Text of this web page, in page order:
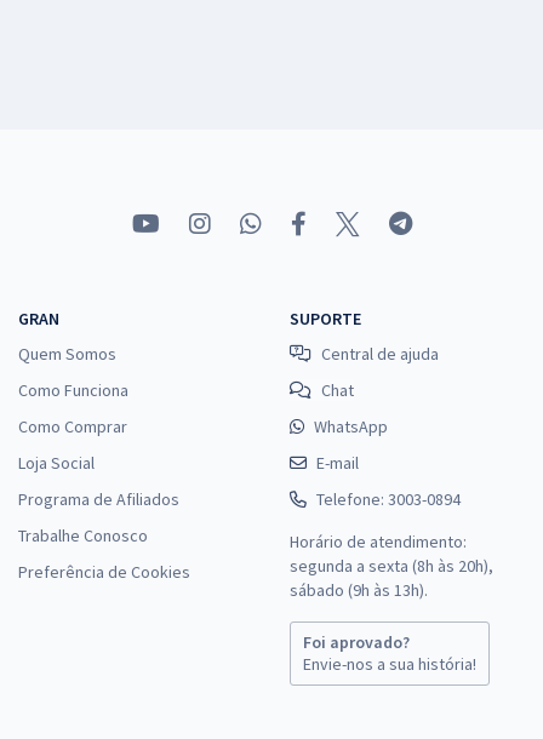
GRAN
Quem Somos
Como Funciona
Como Comprar
Loja Social
Programa de Afiliados
Trabalhe Conosco
Preferência de Cookies
SUPORTE
Central de ajuda
Chat
WhatsApp
E-mail
Telefone: 3003-0894
Horário de atendimento:
segunda a sexta (8h às 20h),
sábado (9h às 13h).
Foi aprovado?
Envie-nos a sua história!